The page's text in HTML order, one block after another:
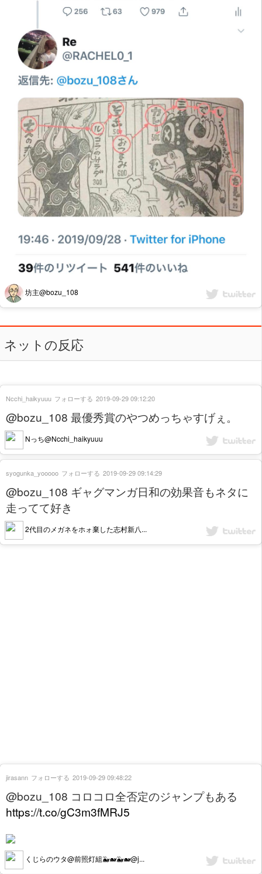
坊主@bozu_108
ネットの反応
@bozu_108 最優秀賞のやつめっちゃすげぇ。
Nっち@Ncchi_haikyuuu
Ncchi_haikyuuu フォローする 2019-09-29 09:12:20
@bozu_108 ギャグマンガ日和の効果音もネタに
走ってて好き
2代目のメガネをホォ棄した志村新八...
syogunka_yooooo フォローする 2019-09-29 09:14:29
@bozu_108 コロコロ全否定のジャンプもある
https://t.co/gC3m3fMRJ5
くじらのウタ@前照灯組🐳🐋🐳🐋@j...
jirasann フォローする 2019-09-29 09:48:22